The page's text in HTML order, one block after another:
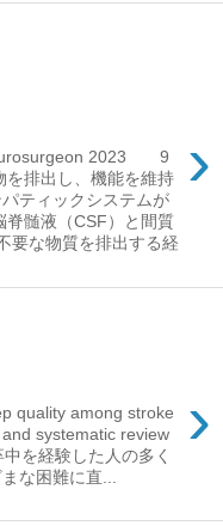
›
2023 9
排出し、機能を維持
ティックシステムが
脊髄液（CSF）と間質
要な物質を排出する経
›
quality among stroke
systematic review
経験した人の多く
な困難に直...